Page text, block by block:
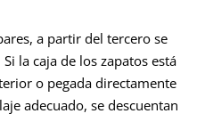
a partir del tercero se
la caja de los zapatos está
o pegada directamente
adecuado, se descuentan